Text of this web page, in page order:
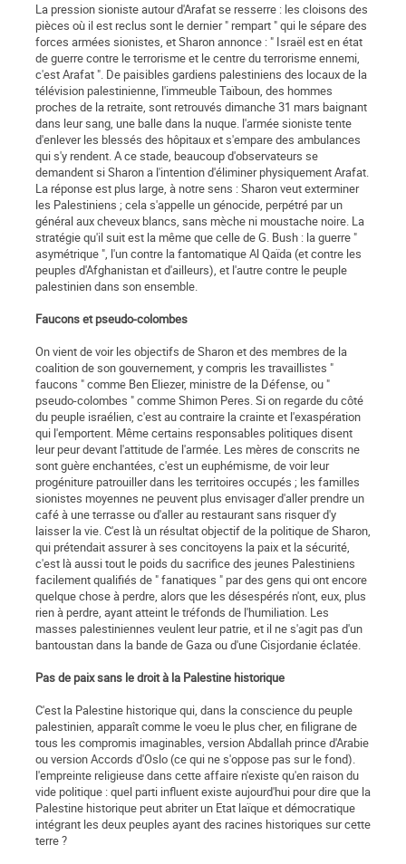
La pression sioniste autour d'Arafat se resserre : les cloisons des
pièces où il est reclus sont le dernier " rempart " qui le sépare des
forces armées sionistes, et Sharon annonce : " Israël est en état
de guerre contre le terrorisme et le centre du terrorisme ennemi,
c'est Arafat ". De paisibles gardiens palestiniens des locaux de la
télévision palestinienne, l'immeuble Taïboun, des hommes
proches de la retraite, sont retrouvés dimanche 31 mars baignant
dans leur sang, une balle dans la nuque. l'armée sioniste tente
d'enlever les blessés des hôpitaux et s'empare des ambulances
qui s'y rendent. A ce stade, beaucoup d'observateurs se
demandent si Sharon a l'intention d'éliminer physiquement Arafat.
La réponse est plus large, à notre sens : Sharon veut exterminer
les Palestiniens ; cela s'appelle un génocide, perpétré par un
général aux cheveux blancs, sans mèche ni moustache noire. La
stratégie qu'il suit est la même que celle de G. Bush : la guerre "
asymétrique ", l'un contre la fantomatique Al Qaïda (et contre les
peuples d'Afghanistan et d'ailleurs), et l'autre contre le peuple
palestinien dans son ensemble.
Faucons et pseudo-colombes
On vient de voir les objectifs de Sharon et des membres de la
coalition de son gouvernement, y compris les travaillistes "
faucons " comme Ben Eliezer, ministre de la Défense, ou "
pseudo-colombes " comme Shimon Peres. Si on regarde du côté
du peuple israélien, c'est au contraire la crainte et l'exaspération
qui l'emportent. Même certains responsables politiques disent
leur peur devant l'attitude de l'armée. Les mères de conscrits ne
sont guère enchantées, c'est un euphémisme, de voir leur
progéniture patrouiller dans les territoires occupés ; les familles
sionistes moyennes ne peuvent plus envisager d'aller prendre un
café à une terrasse ou d'aller au restaurant sans risquer d'y
laisser la vie. C'est là un résultat objectif de la politique de Sharon,
qui prétendait assurer à ses concitoyens la paix et la sécurité,
c'est là aussi tout le poids du sacrifice des jeunes Palestiniens
facilement qualifiés de " fanatiques " par des gens qui ont encore
quelque chose à perdre, alors que les désespérés n'ont, eux, plus
rien à perdre, ayant atteint le tréfonds de l'humiliation. Les
masses palestiniennes veulent leur patrie, et il ne s'agit pas d'un
bantoustan dans la bande de Gaza ou d'une Cisjordanie éclatée.
Pas de paix sans le droit à la Palestine historique
C'est la Palestine historique qui, dans la conscience du peuple
palestinien, apparaît comme le voeu le plus cher, en filigrane de
tous les compromis imaginables, version Abdallah prince d'Arabie
ou version Accords d'Oslo (ce qui ne s'oppose pas sur le fond).
l'empreinte religieuse dans cette affaire n'existe qu'en raison du
vide politique : quel parti influent existe aujourd'hui pour dire que la
Palestine historique peut abriter un Etat laïque et démocratique
intégrant les deux peuples ayant des racines historiques sur cette
terre ?